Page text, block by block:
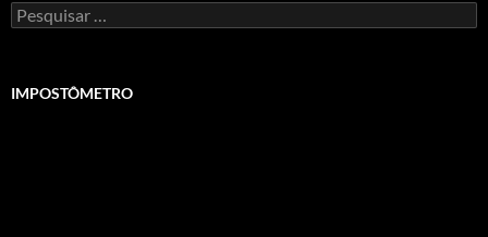
Pesquisar
por:
IMPOSTÔMETRO